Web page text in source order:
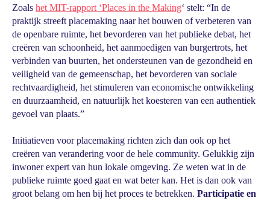
Zoals het MIT-rapport ‘Places in the Making‘ stelt: “In de
praktijk streeft placemaking naar het bouwen of verbeteren van
de openbare ruimte, het bevorderen van het publieke debat, het
creëren van schoonheid, het aanmoedigen van burgertrots, het
verbinden van buurten, het ondersteunen van de gezondheid en
veiligheid van de gemeenschap, het bevorderen van sociale
rechtvaardigheid, het stimuleren van economische ontwikkeling
en duurzaamheid, en natuurlijk het koesteren van een authentiek
gevoel van plaats.”
Initiatieven voor placemaking richten zich dan ook op het
creëren van verandering voor de hele community. Gelukkig zijn
inwoner expert van hun lokale omgeving. Ze weten wat in de
publieke ruimte goed gaat en wat beter kan. Het is dan ook van
groot belang om hen bij het proces te betrekken. Participatie en